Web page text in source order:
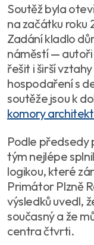
Soutěž byla
na začátku roku
Zadání kladlo
náměstí — autoři
řešit i širší
hospodaření s
soutěže jsou k
komory
Podle předsedy
tým nejlépe
logikou, které
Primátor Plzně
výsledků uvedl,
současný a že
centra čtvrti.